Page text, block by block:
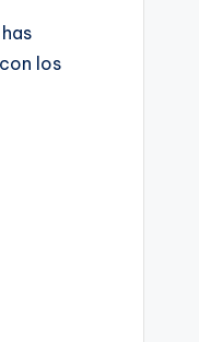
los